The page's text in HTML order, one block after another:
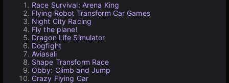
Race Survival: Arena King
Flying Robot Transform Car Games
Night City Racing
Fly the plane!
Dragon Life Simulator
Dogfight
Aviasali
Shape Transform Race
Obby: Climb and Jump
Crazy Flying Car